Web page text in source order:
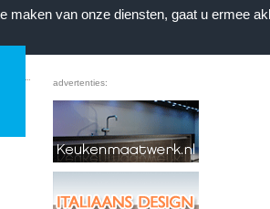
maken van onze diensten, gaat u ermee
advertenties: